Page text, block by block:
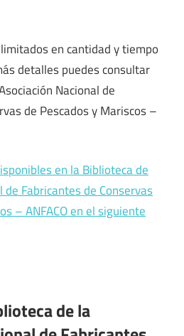
en cantidad y tiempo
detalles puedes consultar
Nacional de
de Pescados y Mariscos –
en la Biblioteca de
de Fabricantes de Conservas
– ANFACO en el siguiente
de la